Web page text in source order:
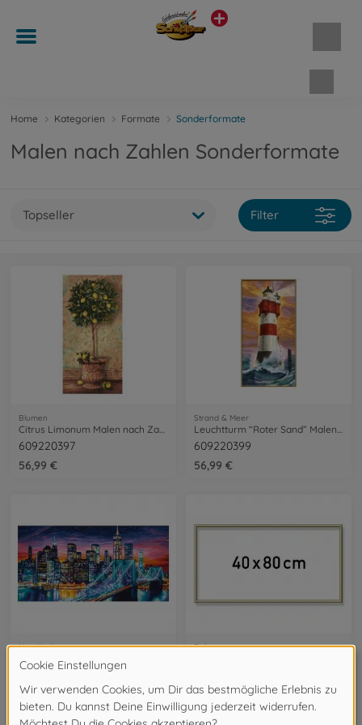
Home Kategorien Formate Sonderformate
Malen nach Zahlen Sonderformate
Topseller Filter
Blumen
Citrus Limonum Malen nach Zahlen
609220397
56,99 €
Strand & Meer
Leuchtturm “Roter Sand” Malen nach Zahlen
609220399
56,99 €
New York
56,99 €
Rahmen
39,99 €